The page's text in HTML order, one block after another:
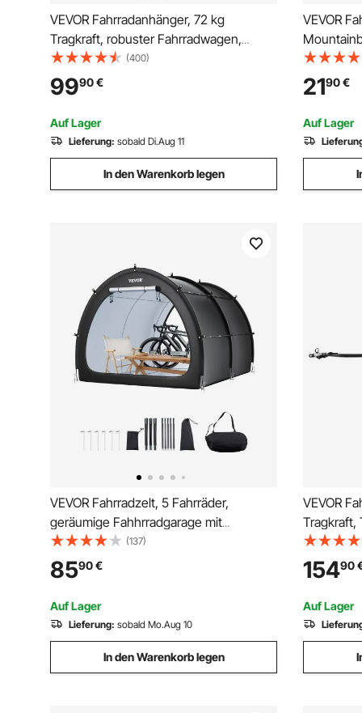
VEVOR Fahrradanhänger, 72 kg
Tragkraft, robuster Fahrradwagen,
kompakte Aufbewahrung und
Schnellverschluss mit
Universalkupplung, 40,6 cm Räder,
passend für 55,9–71,1 cm große
Fahrradräder
(400)
9990€
Auf Lager
Lieferung: sobald Di.Aug 11
In den Warenkorb legen
VEVOR
Ständer,
Ständer
2190€
Auf Lager
VEVOR Fahrradzelt, 5 Fahrräder,
geräumige Fahhrradgarage mit
belüftetem Fenster, fächerförmiges
Fahrradschuppe mit hochfestem
Fiberglas & Doppelreißverschlüssen,
1706x2133x2438mm
(137)
8590€
Auf Lager
Lieferung: sobald Mo.Aug 10
In den Warenkorb legen
VEVOR
Tragkraft,
und
passend
Rahmen
15490
Auf Lager